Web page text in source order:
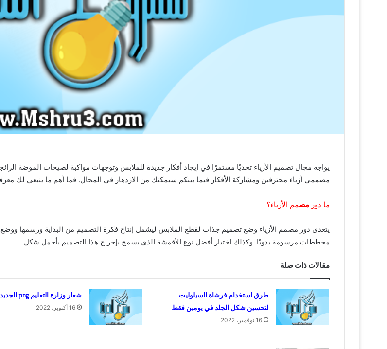
يواجه مجال تصميم الأزياء تحديًا مستمرًا في إيجاد أفكار جديدة للملابس وتوجهات مواكبة لصيحات الموضة
مصممي أزياء محترفين ومشاركة الأفكار فيما بينكم سيمكنك من الازدهار في المجال. فما أهم ما ينبغي لك
ما دور مصمم الأزياء؟
يتعدى دور مصمم الأزياء وضع تصميم جذاب لقطع الملابس ليشمل إنتاج فكرة التصميم من البداية ورسمها
مخططات مرسومة يدويًا. وكذلك اختيار أفضل نوع الأقمشة الذي يسمح بإخراج هذا التصميم بأجمل شكل.
مقالات ذات صلة
طرق استخدام فرشاة السيلوليت
لتحسين شكل الجلد في يومين فقط
16 نوفمبر، 2022
شعار وزارة التعليم png الجديد
16 أكتوبر، 2022